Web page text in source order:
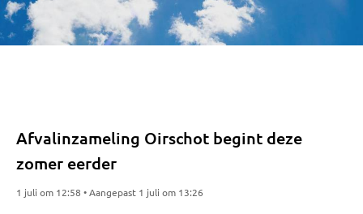
Afvalinzameling Oirschot begint deze
zomer eerder
1 juli om 12:58 • Aangepast 1 juli om 13:26